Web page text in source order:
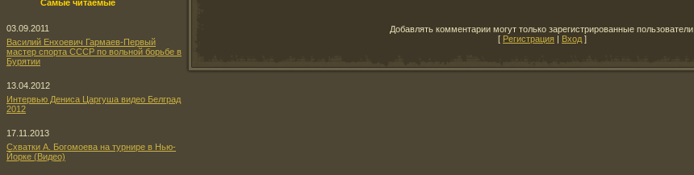
Самые читаемые
03.09.2011
Василий Енхоевич Гармаев-Первый
мастер спорта СССР по вольной борьбе в
Бурятии
13.04.2012
Интервью Дениса Царгуша видео Белград
2012
17.11.2013
Схватки А. Богомоева на турнире в Нью-
Йорке (Видео)
Добавлять комментарии могут только зарегистрированные пользователи.
[ Регистрация | Вход ]